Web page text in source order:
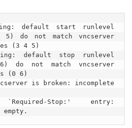
default start runlevel
5) do not match vncserver
(3 4 5)
default stop runlevel
do not match vncserver
(0 6)
is broken: incomplete
`Required-Stop:'  entry: